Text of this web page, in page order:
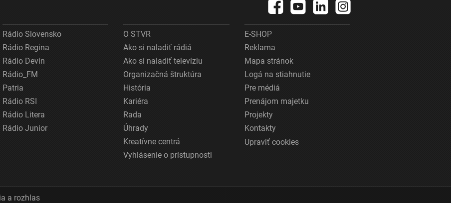
Rádio Slovensko
Rádio Regina
Rádio Devín
Rádio_FM
Patria
Rádio RSI
Rádio Litera
Rádio Junior
O STVR
Ako si naladiť rádiá
Ako si naladiť televíziu
Organizačná štruktúra
História
Kariéra
Rada
Úhrady
Kreatívne centrá
Vyhlásenie o prístupnosti
E-SHOP
Reklama
Mapa stránok
Logá na stiahnutie
Pre médiá
Prenájom majetku
Projekty
Kontakty
Upraviť cookies
a rozhlas